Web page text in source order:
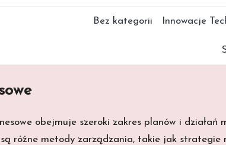
Bez kategorii Innowacje
obejmuje szeroki zakres planów i działań
różne metody zarządzania, takie jak strategie